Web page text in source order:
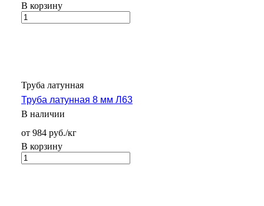
В корзину
Труба латунная
Труба латунная 8 мм Л63
В наличии
от 984 руб./кг
В корзину